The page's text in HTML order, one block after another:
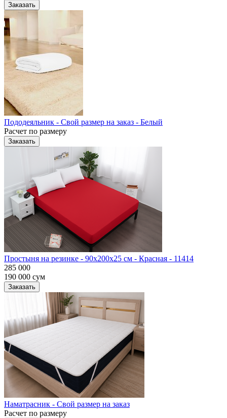
Заказать
Пододеяльник - Свой размер на заказ - Белый
Расчет по размеру
Заказать
Простыня на резинке - 90x200x25 cм - Красная - 11414
285 000
190 000 сум
Заказать
Наматрасник - Свой размер на заказ
Расчет по размеру